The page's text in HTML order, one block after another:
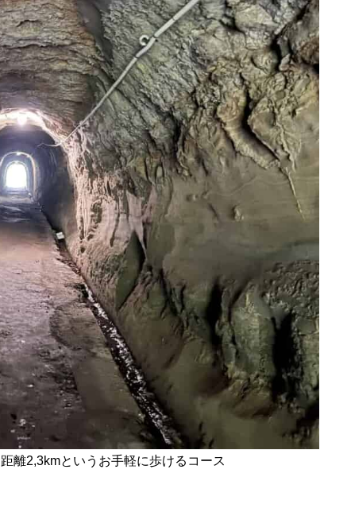
離2,3kmというお手軽に歩けるコース